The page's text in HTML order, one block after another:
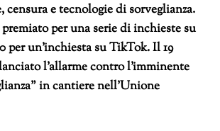
censura e tecnologie di sorveglianza.
per una serie di inchieste su
per un’inchiesta su TikTok. Il 19
l’allarme contro l’imminente
in cantiere nell’Unione